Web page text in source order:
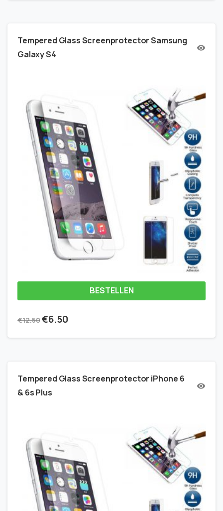
Tempered Glass Screenprotector Samsung
Galaxy S4
BESTELLEN
€12.50 €6.50
Tempered Glass Screenprotector iPhone 6
& 6s Plus